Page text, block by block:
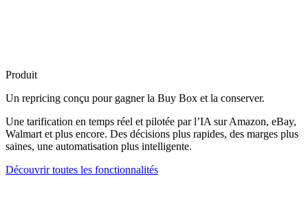
Produit
Un repricing conçu pour gagner la Buy Box et la conserver.
Une tarification en temps réel et pilotée par l’IA sur Amazon, eBay,
Walmart et plus encore. Des décisions plus rapides, des marges plus
saines, une automatisation plus intelligente.
Découvrir toutes les fonctionnalités